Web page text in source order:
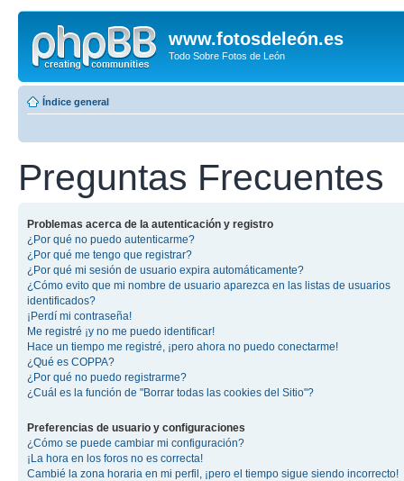
www.fotosdeleón.es
Todo Sobre Fotos de León
Índice general
Preguntas Frecuentes
Problemas acerca de la autenticación y registro
¿Por qué no puedo autenticarme?
¿Por qué me tengo que registrar?
¿Por qué mi sesión de usuario expira automáticamente?
¿Cómo evito que mi nombre de usuario aparezca en las listas de usuarios
identificados?
¡Perdí mi contraseña!
Me registré ¡y no me puedo identificar!
Hace un tiempo me registré, ¡pero ahora no puedo conectarme!
¿Qué es COPPA?
¿Por qué no puedo registrarme?
¿Cuál es la función de "Borrar todas las cookies del Sitio"?
Preferencias de usuario y configuraciones
¿Cómo se puede cambiar mi configuración?
¡La hora en los foros no es correcta!
Cambié la zona horaria en mi perfil, ¡pero el tiempo sigue siendo incorrecto!